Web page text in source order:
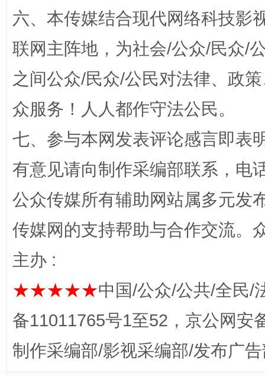
招工难、用工荒背后
六、本传媒结合现代网络科技影
联网主阵地，为社会/公众/民众/
之间公众/民众/公民对法律、政
众服务！人人都作守法公民。
七、参与本网发表评论感言即表
有意见请向制作采编部联系，电
公众传媒所有辅助网站属多元发
传媒网的支持帮助与合作交流。
主办 :
★★★★★中国/公众/公共/全民/
备11011765号1至52，京公网安
制作采编部/影视采编部/发布广